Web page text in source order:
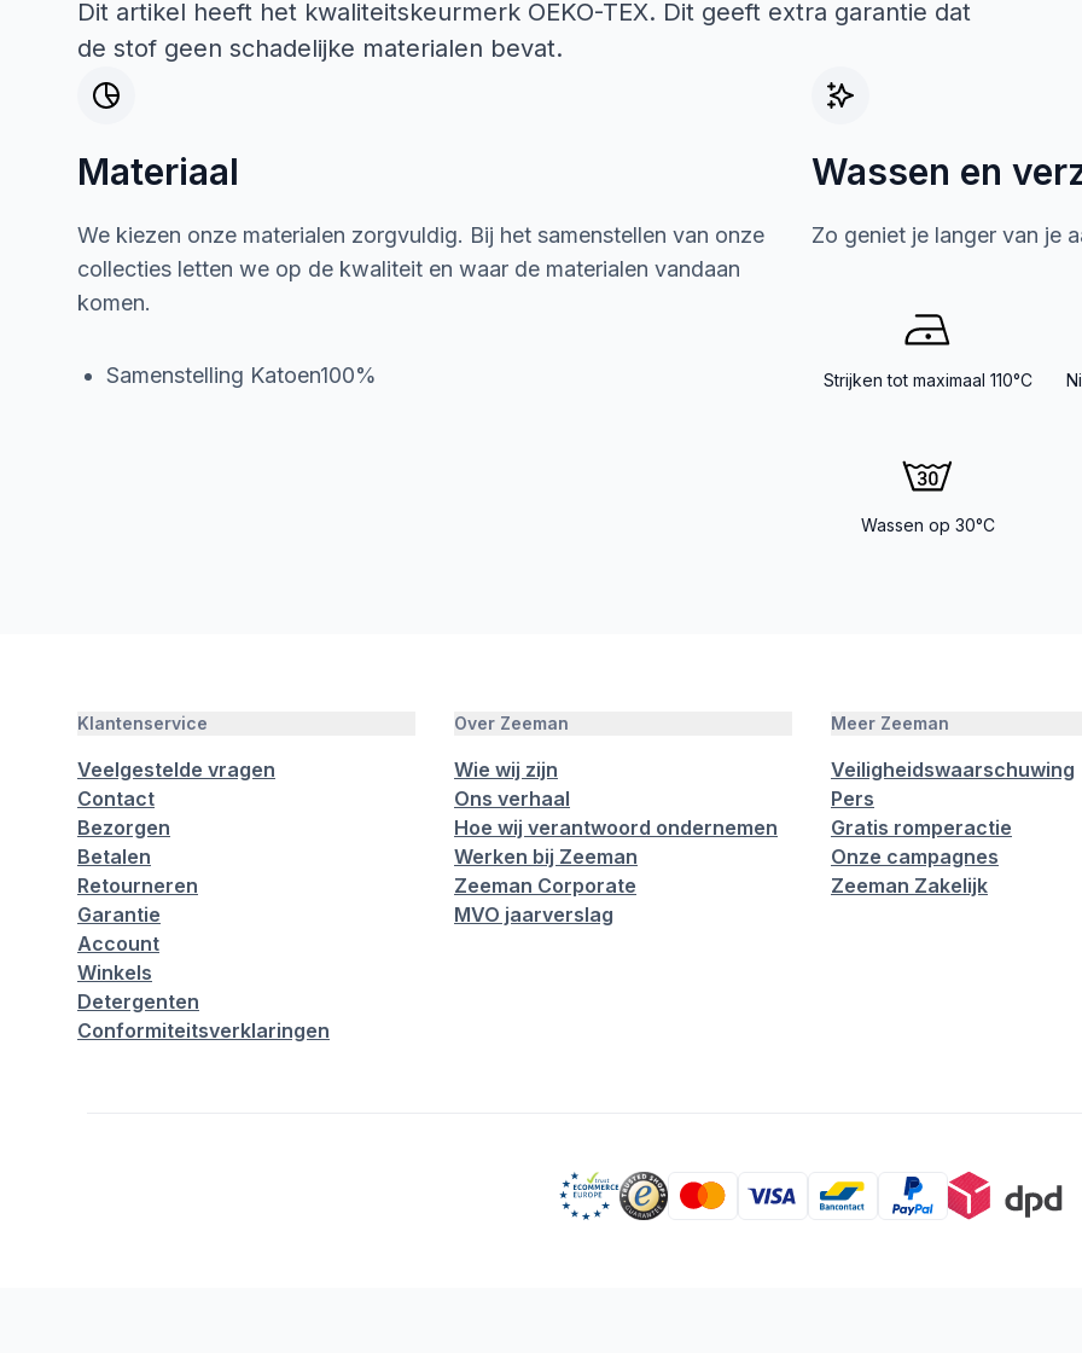
Dit artikel heeft het kwaliteitskeurmerk OEKO-TEX. Dit geeft extra garantie dat
de stof geen schadelijke materialen bevat.
Materiaal
We kiezen onze materialen zorgvuldig. Bij het samenstellen van onze
collecties letten we op de kwaliteit en waar de materialen vandaan
komen.
Samenstelling Katoen100%
Wassen en
Zo geniet je langer van je
Strijken tot maximaal 110°C
Wassen op 30°C
Klantenservice
Veelgestelde vragen
Contact
Bezorgen
Betalen
Retourneren
Garantie
Account
Winkels
Detergenten
Conformiteitsverklaringen
Over Zeeman
Wie wij zijn
Ons verhaal
Hoe wij verantwoord ondernemen
Werken bij Zeeman
Zeeman Corporate
MVO jaarverslag
Meer Zeeman
Veiligheidswaarschuwing
Pers
Gratis romperactie
Onze campagnes
Zeeman Zakelijk